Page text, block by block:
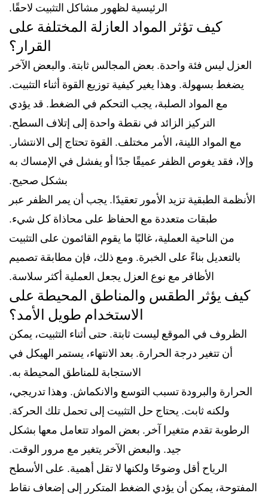
الرئيسية لظهور مشاكل التثبيت لاحقًا.
كيف تؤثر المواد العازلة المختلفة على
القرار؟
العزل ليس فئة واحدة. بعض المجالس ثابتة. والبعض الآخر
يضغط بسهولة. وهذا يغير كيفية توزيع القوة أثناء التثبيت.
مع المواد الصلبة، يجب التحكم في الضغط. قد يؤدي
التركيز الزائد في نقطة واحدة إلى إتلاف السطح.
مع المواد اللينة، الأمر مختلف. القوة تحتاج إلى الانتشار.
وإلا، فقد يغوص الظفر عميقًا جدًا أو يفشل في الإمساك به
بشكل صحيح.
الأنظمة الطبقية تزيد الأمور تعقيدًا. يجب أن يمر الظفر عبر
طبقات متعددة مع الحفاظ على محاذاة كل شيء.
من الناحية العملية، غالبًا ما يقوم القائمون على التثبيت
بالتعديل بناءً على الخبرة. ومع ذلك، فإن مطابقة تصميم
الأظافر مع نوع العزل يجعل العملية أكثر سلاسة.
كيف يؤثر الطقس والمناطق المحيطة على
الاستخدام طويل الأمد؟
الظروف في الموقع ليست ثابتة. حتى أثناء التثبيت، يمكن
أن تتغير درجة الحرارة. بعد الانتهاء، يستمر الهيكل في
الاستجابة للمناطق المحيطة به.
الحرارة والبرودة تسبب التوسع والانكماش. وهذا تدريجي،
ولكنه ثابت. يحتاج حل التثبيت إلى تحمل تلك الحركة.
الرطوبة تقدم متغيرا آخر. بعض المواد تتعامل معها بشكل
جيد. والبعض الآخر يتغير مع مرور الوقت.
الرياح أقل وضوحًا ولكنها لا تقل أهمية. على الأسطح
المفتوحة، يمكن أن يؤدي الضغط المتكرر إلى إضعاف نقاط